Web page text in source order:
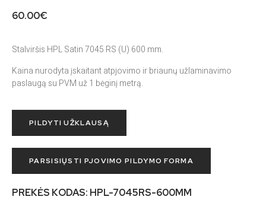
60.00€
Stalviršis HPL Satin 7045 RS (U) 600 mm.
Kaina nurodyta įskaitant atpjovimo ir briaunų užlaminavimo
paslaugą su PVM už 1 bėginį metrą.
PILDYTI UŽKLAUSĄ
PARSISIŲSTI PJOVIMO PILDYMO FORMA
PREKĖS KODAS: HPL-7045RS-600MM